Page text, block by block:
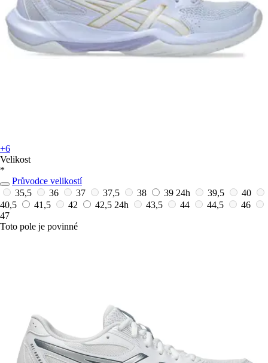
+6
Velikost
*
Průvodce velikostí
35,5
36 37 37,5 38 39 24h 39,5
40
40,5
41,5 42 42,5 24h 43,5 44 44,5
46
47
Toto pole je povinné